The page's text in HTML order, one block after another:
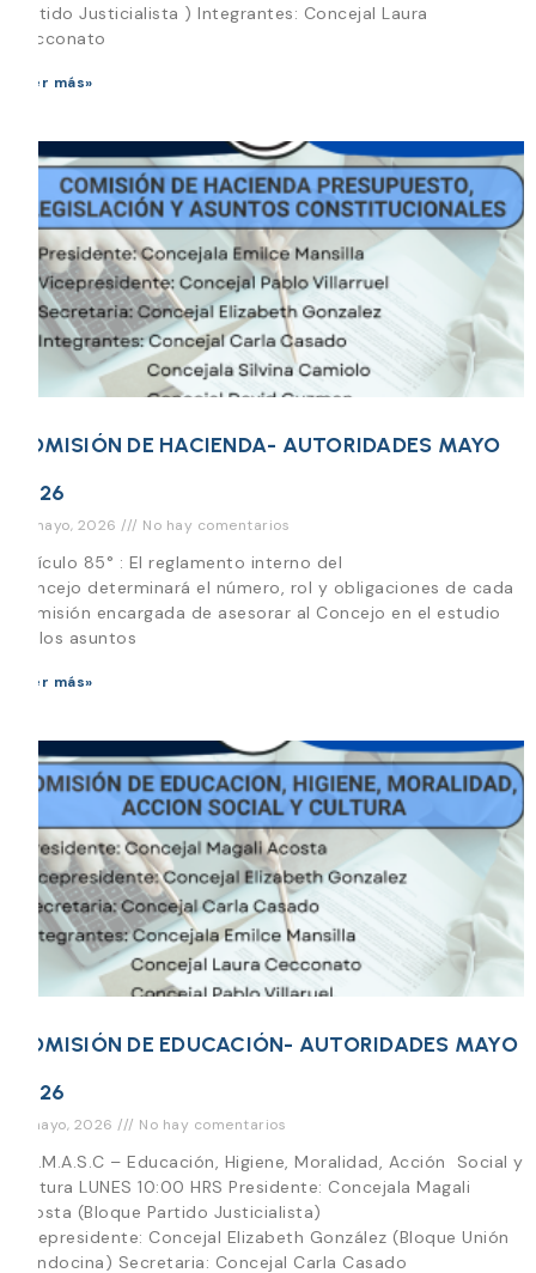
Partido Justicialista ) Integrantes: Concejal Laura
Cecconato
Leer más»
COMISIÓN DE HACIENDA- AUTORIDADES MAYO
2026
12 mayo, 2026 No hay comentarios
Artículo 85° : El reglamento interno del
Concejo determinará el número, rol y obligaciones de cada
Comisión encargada de asesorar al Concejo en el estudio
de los asuntos
Leer más»
COMISIÓN DE EDUCACIÓN- AUTORIDADES MAYO
2026
11 mayo, 2026 No hay comentarios
E.H.M.A.S.C – Educación, Higiene, Moralidad, Acción Social y
Cultura LUNES 10:00 HRS Presidente: Concejala Magali
Acosta (Bloque Partido Justicialista)
Vicepresidente: Concejal Elizabeth González (Bloque Unión
Mendocina) Secretaria: Concejal Carla Casado